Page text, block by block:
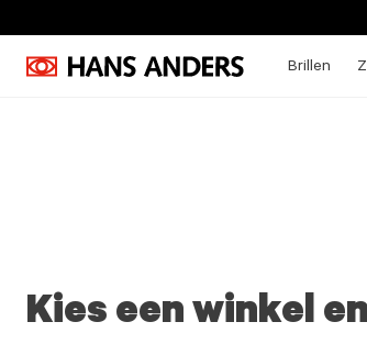
Brillen
Kies een winkel